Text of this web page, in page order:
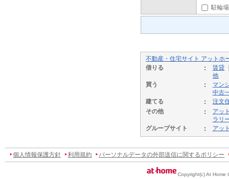
駐輪場
不動産・住宅サイト アットホ
借りる
賃貸
他
買う
マン
中古
建てる
注文
その他
アッ
ラリ
グループサイト
アッ
個人情報保護方針 利用規約 パーソナルデータの外部送信に関するポリシー
Copyright(c) At Home